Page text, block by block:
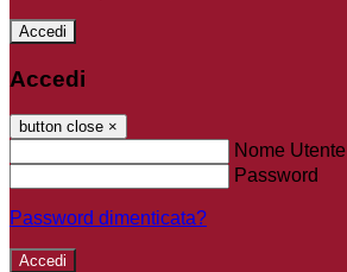
Accedi
Accedi
button close ×
Nome Utente
Password
Password dimenticata?